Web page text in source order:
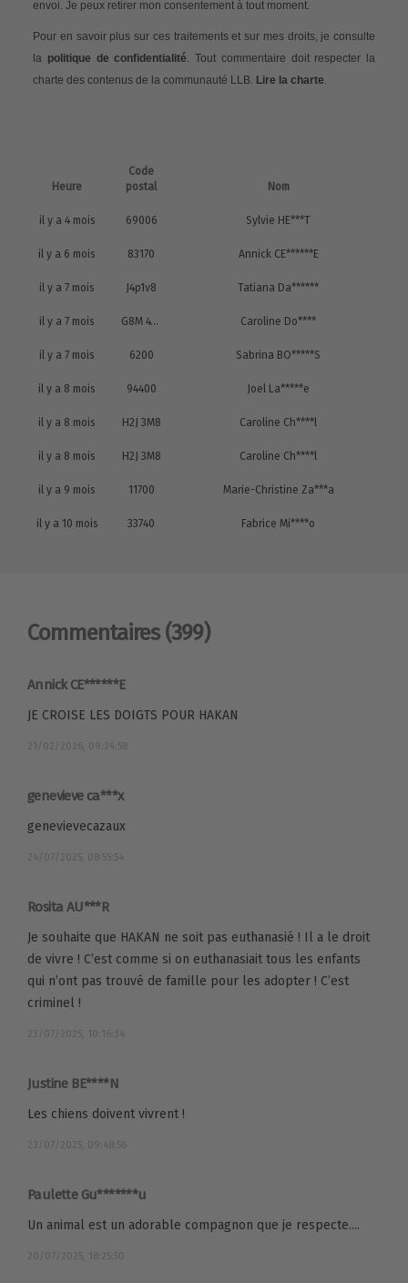
envoi. Je peux retirer mon consentement à tout moment.
Pour en savoir plus sur ces traitements et sur mes droits, je consulte
la politique de confidentialité. Tout commentaire doit respecter la
charte des contenus de la communauté LLB. Lire la charte.
Heure
Code
postal
Nom
il y a 4 mois 69006 Sylvie HE***T
il y a 6 mois 83170 Annick CE******E
il y a 7 mois J4p1v8 Tatiana Da******
il y a 7 mois G8M 4Y5 Caroline Do****
il y a 7 mois 6200 Sabrina BO*****S
il y a 8 mois 94400 Joel La*****e
il y a 8 mois H2J 3M8 Caroline Ch****l
il y a 8 mois H2J 3M8 Caroline Ch****l
il y a 9 mois 11700 Marie-Christine Za***a
il y a 10 mois 33740 Fabrice Mi****o
Commentaires (399)
Annick CE******E
JE CROISE LES DOIGTS POUR HAKAN
21/02/2026, 09:24:58
genevieve ca***x
genevievecazaux
24/07/2025, 08:55:54
Rosita AU***R
Je souhaite que HAKAN ne soit pas euthanasié ! Il a le droit
de vivre ! C’est comme si on euthanasiait tous les enfants
qui n’ont pas trouvé de famille pour les adopter ! C’est
criminel !
23/07/2025, 10:16:34
Justine BE****N
Les chiens doivent vivrent !
23/07/2025, 09:48:56
Paulette Gu*******u
Un animal est un adorable compagnon que je respecte....
20/07/2025, 18:25:50